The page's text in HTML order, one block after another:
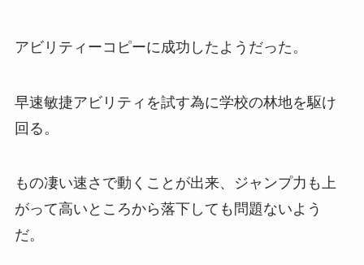
アビリティーコピーに成功したようだった。
早速敏捷アビリティを試す為に学校の林地を駆け
回る。
もの凄い速さで動くことが出来、ジャンプ力も上
がって高いところから落下しても問題ないよう
だ。